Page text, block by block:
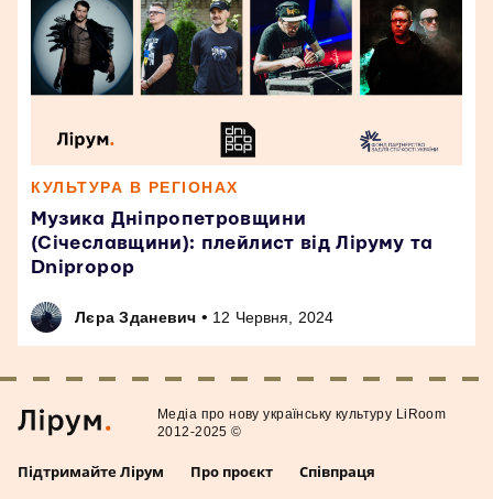
КУЛЬТУРА В РЕГІОНАХ
Музика Дніпропетровщини
(Січеславщини): плейлист від Ліруму та
Dnipropop
Лєра Зданевич • 12 Червня, 2024
Підтримайте Лірум Про проєкт Співпраця
Медiа про нову українську культуру LiRoom
2012-2025 ©